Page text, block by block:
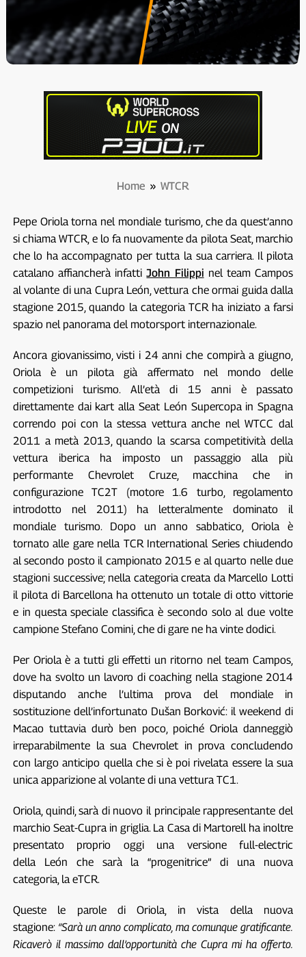
Home » WTCR
Pepe Oriola torna nel mondiale turismo, che da quest’anno
si chiama WTCR, e lo fa nuovamente da pilota Seat, marchio
che lo ha accompagnato per tutta la sua carriera. Il pilota
catalano affiancherà infattiJohn Filippi nel team Campos
al volante di una Cupra León, vettura che ormai guida dalla
stagione 2015, quando la categoria TCR ha iniziato a farsi
spazio nel panorama del motorsport internazionale.
Ancora giovanissimo, visti i 24 anni che compirà a giugno,
Oriola è un pilota già affermato nel mondo delle
competizioni turismo. All’età di 15 anni è passato
direttamente dai kart alla Seat León Supercopa in Spagna
correndo poi con la stessa vettura anche nel WTCC dal
2011 a metà 2013, quando la scarsa competitività della
vettura iberica ha imposto un passaggio alla più
performante Chevrolet Cruze, macchina che in
configurazione TC2T (motore 1.6 turbo, regolamento
introdotto nel 2011) ha letteralmente dominato il
mondiale turismo. Dopo un anno sabbatico, Oriola è
tornato alle gare nella TCR International Series chiudendo
al secondo posto il campionato 2015 e al quarto nelle due
stagioni successive; nella categoria creata da Marcello Lotti
il pilota di Barcellona ha ottenuto un totale di otto vittorie
e in questa speciale classifica è secondo solo al due volte
campione Stefano Comini, che di gare ne ha vinte dodici.
Per Oriola è a tutti gli effetti un ritorno nel team Campos,
dove ha svolto un lavoro di coaching nella stagione 2014
disputando anche l’ultima prova del mondiale in
sostituzione dell’infortunato Dušan Borković: il weekend di
Macao tuttavia durò ben poco, poiché Oriola danneggiò
irreparabilmente la sua Chevrolet in prova concludendo
con largo anticipo quella che si è poi rivelata essere la sua
unica apparizione al volante di una vettura TC1.
Oriola, quindi, sarà di nuovo il principale rappresentante del
marchio Seat-Cupra in griglia. La Casa di Martorell ha inoltre
presentato proprio oggi una versione full-electric
della León che sarà la “progenitrice” di una nuova
categoria, la eTCR.
Queste le parole di Oriola, in vista della nuova
stagione: “Sarà un anno complicato, ma comunque gratificante.
Ricaverò il massimo dall’opportunità che Cupra mi ha offerto.